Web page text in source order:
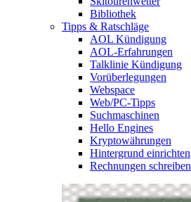
Bibliothek
Tipps & Ratschläge
AOL Kündigung
AOL-Erfahrungen
Talklinie Kündigung
Vorüberlegungen
Webspace
Web/PC-Tipps
Suchmaschinen
Hello Engines
Kryptowährungen
Hintergrund einrichten
Rechnungen schreiben